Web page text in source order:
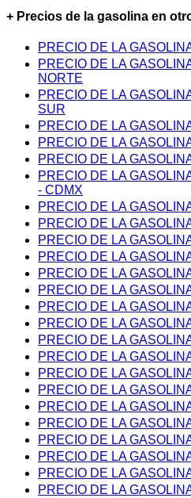
+ Precios de la gasolina en
PRECIO DE LA
PRECIO DE LA
NORTE
PRECIO DE LA
SUR
PRECIO DE LA
PRECIO DE LA
PRECIO DE LA
PRECIO DE LA
- CDMX
PRECIO DE LA
PRECIO DE LA
PRECIO DE LA
PRECIO DE LA
PRECIO DE LA
PRECIO DE LA
PRECIO DE LA
PRECIO DE LA
PRECIO DE LA
PRECIO DE LA
PRECIO DE LA
PRECIO DE LA
PRECIO DE LA
PRECIO DE LA
PRECIO DE LA
PRECIO DE LA
PRECIO DE LA
PRECIO DE LA